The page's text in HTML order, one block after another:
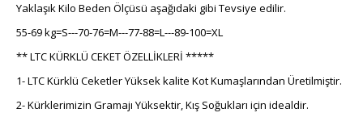
Yaklaşık Kilo Beden Ölçüsü aşağıdaki gibi Tevsiye edilir.
55-69 kg=S---70-76=M---77-88=L---89-100=XL
** LTC KÜRKLÜ CEKET ÖZELLİKLERİ *****
1- LTC Kürklü Ceketler Yüksek kalite Kot Kumaşlarından Üretilmiştir.
2- Kürklerimizin Gramajı Yüksektir, Kış Soğukları için idealdir.